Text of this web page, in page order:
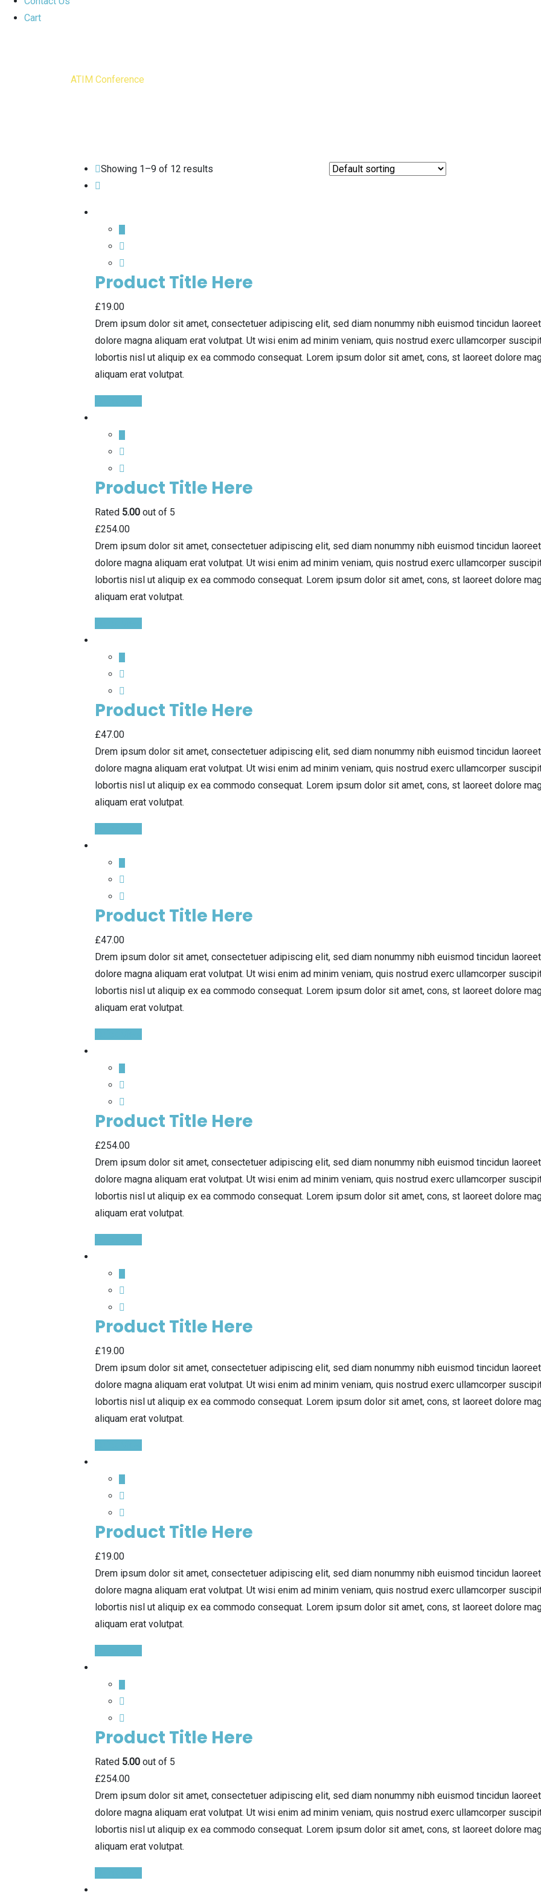
Cart
ATIM Conference
Showing 1–9 of 12 results
Product Title Here
£19.00
Drem ipsum dolor sit amet, consectetuer adipiscing elit, sed diam nonummy nibh euismod tincidun laoreet
dolore magna aliquam erat volutpat. Ut wisi enim ad minim veniam, quis nostrud exerc ullamcorper
lobortis nisl ut aliquip ex ea commodo consequat. Lorem ipsum dolor sit amet, cons, st laoreet dolore
aliquam erat volutpat.
Product Title Here
Rated 5.00 out of 5
£254.00
Drem ipsum dolor sit amet, consectetuer adipiscing elit, sed diam nonummy nibh euismod tincidun laoreet
dolore magna aliquam erat volutpat. Ut wisi enim ad minim veniam, quis nostrud exerc ullamcorper
lobortis nisl ut aliquip ex ea commodo consequat. Lorem ipsum dolor sit amet, cons, st laoreet dolore
aliquam erat volutpat.
Product Title Here
£47.00
Drem ipsum dolor sit amet, consectetuer adipiscing elit, sed diam nonummy nibh euismod tincidun laoreet
dolore magna aliquam erat volutpat. Ut wisi enim ad minim veniam, quis nostrud exerc ullamcorper
lobortis nisl ut aliquip ex ea commodo consequat. Lorem ipsum dolor sit amet, cons, st laoreet dolore
aliquam erat volutpat.
Product Title Here
£47.00
Drem ipsum dolor sit amet, consectetuer adipiscing elit, sed diam nonummy nibh euismod tincidun laoreet
dolore magna aliquam erat volutpat. Ut wisi enim ad minim veniam, quis nostrud exerc ullamcorper
lobortis nisl ut aliquip ex ea commodo consequat. Lorem ipsum dolor sit amet, cons, st laoreet dolore
aliquam erat volutpat.
Product Title Here
£254.00
Drem ipsum dolor sit amet, consectetuer adipiscing elit, sed diam nonummy nibh euismod tincidun laoreet
dolore magna aliquam erat volutpat. Ut wisi enim ad minim veniam, quis nostrud exerc ullamcorper
lobortis nisl ut aliquip ex ea commodo consequat. Lorem ipsum dolor sit amet, cons, st laoreet dolore
aliquam erat volutpat.
Product Title Here
£19.00
Drem ipsum dolor sit amet, consectetuer adipiscing elit, sed diam nonummy nibh euismod tincidun laoreet
dolore magna aliquam erat volutpat. Ut wisi enim ad minim veniam, quis nostrud exerc ullamcorper
lobortis nisl ut aliquip ex ea commodo consequat. Lorem ipsum dolor sit amet, cons, st laoreet dolore
aliquam erat volutpat.
Product Title Here
£19.00
Drem ipsum dolor sit amet, consectetuer adipiscing elit, sed diam nonummy nibh euismod tincidun laoreet
dolore magna aliquam erat volutpat. Ut wisi enim ad minim veniam, quis nostrud exerc ullamcorper
lobortis nisl ut aliquip ex ea commodo consequat. Lorem ipsum dolor sit amet, cons, st laoreet dolore
aliquam erat volutpat.
Product Title Here
Rated 5.00 out of 5
£254.00
Drem ipsum dolor sit amet, consectetuer adipiscing elit, sed diam nonummy nibh euismod tincidun laoreet
dolore magna aliquam erat volutpat. Ut wisi enim ad minim veniam, quis nostrud exerc ullamcorper
lobortis nisl ut aliquip ex ea commodo consequat. Lorem ipsum dolor sit amet, cons, st laoreet dolore
aliquam erat volutpat.